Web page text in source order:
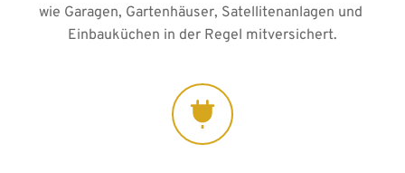
wie Garagen, Gartenhäuser, Satellitenanlagen und
Einbauküchen in der Regel mitversichert.